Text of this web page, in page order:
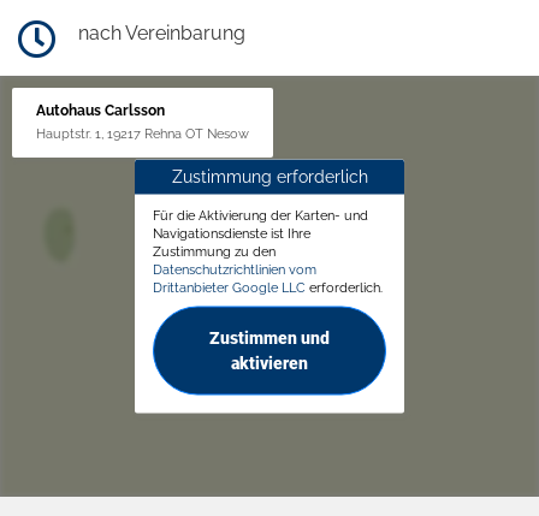
nach Vereinbarung
Autohaus Carlsson
Hauptstr. 1, 19217 Rehna OT Nesow
Zustimmung erforderlich
Für die Aktivierung der Karten- und
Navigationsdienste ist Ihre
Zustimmung zu den
Datenschutzrichtlinien vom
Drittanbieter Google LLC erforderlich.
Zustimmen und
aktivieren